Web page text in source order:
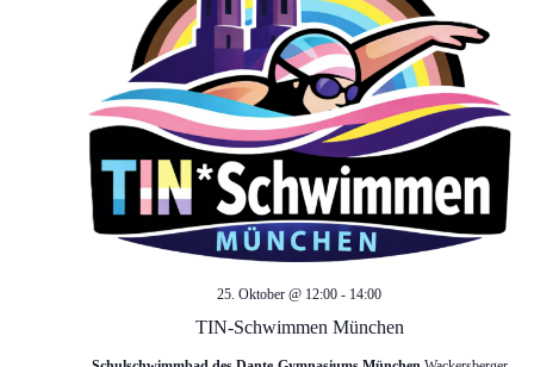
a
v
i
g
a
TIN-Schwimmen München
25. Oktober @ 12:00 - 14:00